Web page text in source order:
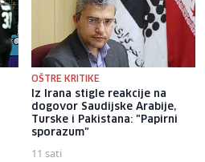
OŠTRE KRITIKE
Iz Irana stigle reakcije na
dogovor Saudijske Arabije,
Turske i Pakistana: "Papirni
sporazum"
11 sati